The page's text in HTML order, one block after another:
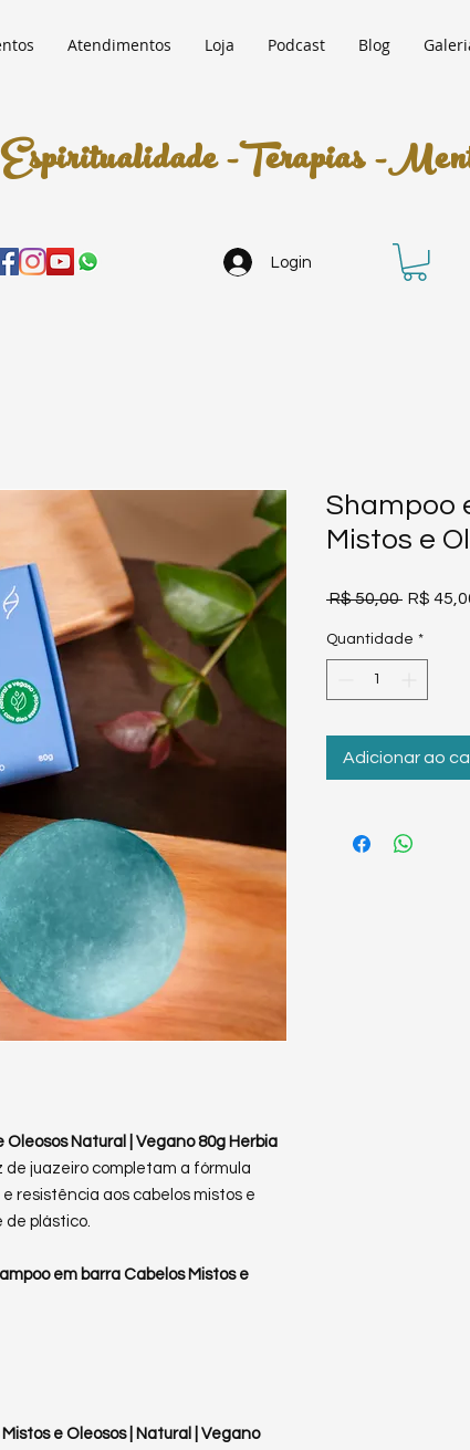
Atendimentos Loja Podcast Blog
Espiritualidade -Terapias -
Login
Natural | Vegano 80g Herbia
de juazeiro completam a fórmula
resistência aos cabelos mistos e
de plástico.
em barra Cabelos Mistos e
e Oleosos | Natural | Vegano
Shampoo
Mistos e
R$ 50,00 Preço
R$
Quantidade *
Adicionar ao